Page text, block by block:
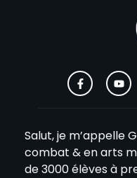
Salut, je m’appelle
combat & en arts
de 3000 élèves à